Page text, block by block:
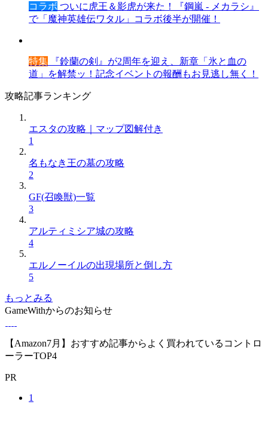
コラボ ついに虎王＆影虎が来た！『鋼嵐 - メカラシ』
で「魔神英雄伝ワタル」コラボ後半が開催！
特集 『鈴蘭の剣』が2周年を迎え、新章「氷と血の
道」を解禁ッ！記念イベントの報酬もお見逃し無く！
攻略記事ランキング
エスタの攻略｜マップ図解付き
1
名もなき王の墓の攻略
2
GF(召喚獣)一覧
3
アルティミシア城の攻略
4
エルノーイルの出現場所と倒し方
5
もっとみる
GameWithからのお知らせ
【Amazon7月】おすすめ記事からよく買われているコントロ
ーラーTOP4
PR
1